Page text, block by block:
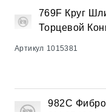
769F Круг
Торцевой
Артикул 1015381
982C